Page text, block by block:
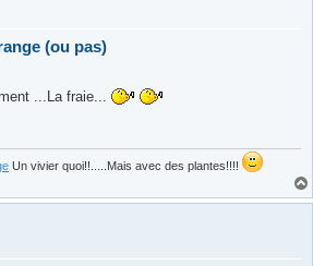
(ou pas)
...La fraie...
Un vivier quoi!!.....Mais avec des plantes!!!!